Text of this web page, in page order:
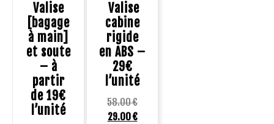
Valise
[bagage
à main]
et soute
– à
partir
de 19€
l’unité
Valise
cabine
rigide
en ABS –
29€
l’unité
58.00€
29.00€